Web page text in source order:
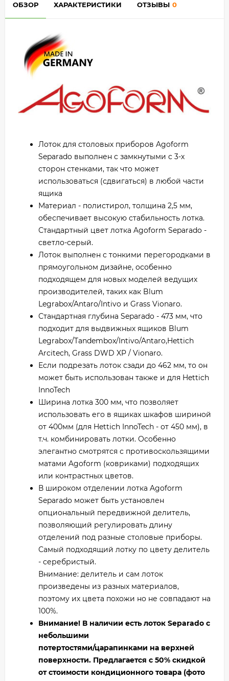
ОБЗОР ХАРАКТЕРИСТИКИ ОТЗЫВЫ 0
Лоток для столовых приборов Agoform
Separado выполнен с замкнутыми с 3-х
сторон стенками, так что может
использоваться (сдвигаться) в любой части
ящика
Материал - полистирол, толщина 2,5 мм,
обеспечивает высокую стабильность лотка.
Стандартный цвет лотка Agoform Separado -
светло-серый.
Лоток выполнен с тонкими перегородками в
прямоугольном дизайне, особенно
подходящем для новых моделей ведущих
производителей, таких как Blum
Legrabox/Antaro/Intivo и Grass Vionaro.
Стандартная глубина Separado - 473 мм, что
подходит для выдвижных ящиков Blum
Legrabox/Tandembox/Intivo/Antaro,Hettich
Arcitech, Grass DWD XP / Vionaro.
Если подрезать лоток сзади до 462 мм, то он
может быть использован также и для Hettich
InnoTech
Ширина лотка 300 мм, что позволяет
использовать его в ящиках шкафов шириной
от 400мм (для Hettich InnoTech - от 450 мм), в
т.ч. комбинировать лотки. Особенно
элегантно смотрятся с противоскользящими
матами Agoform (ковриками) подходящих
или контрастных цветов.
В широком отделении лотка Agoform
Separado может быть установлен
опциональный передвижной делитель,
позволяющий регулировать длину
отделений под разные столовые приборы.
Самый подходящий лотку по цвету делитель
- серебристый.
Внимание: делитель и сам лоток
произведены из разных материалов,
поэтому их цвета похожи но не совпадают на
100%.
Внимание! В наличии есть лоток Separado c
небольшими
потертостями/царапинками на верхней
поверхности. Предлагается с 50% скидкой
от стоимости кондиционного товара (фото